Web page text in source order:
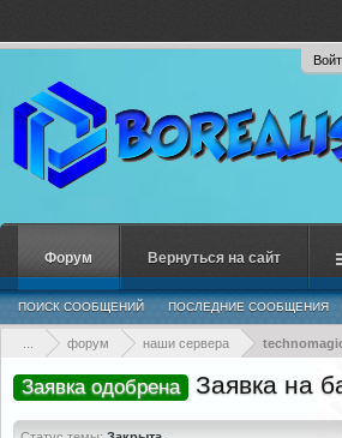
форум наши сервера
Заявка одобрена Заявка на
Форум
ПОИСК СООБЩЕНИЙ ПОСЛЕДНИЕ СООБЩЕНИЯ
Вернуться на сайт